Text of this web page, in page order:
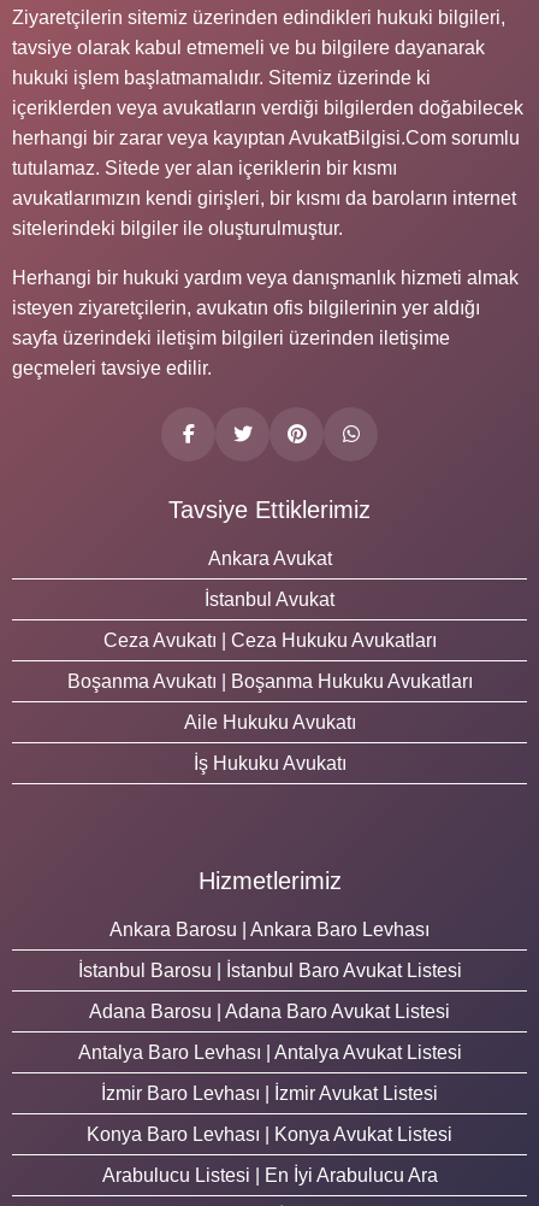
Ziyaretçilerin sitemiz üzerinden edindikleri hukuki bilgileri,
tavsiye olarak kabul etmemeli ve bu bilgilere dayanarak
hukuki işlem başlatmamalıdır. Sitemiz üzerinde ki
içeriklerden veya avukatların verdiği bilgilerden doğabilecek
herhangi bir zarar veya kayıptan AvukatBilgisi.Com sorumlu
tutulamaz. Sitede yer alan içeriklerin bir kısmı
avukatlarımızın kendi girişleri, bir kısmı da baroların internet
sitelerindeki bilgiler ile oluşturulmuştur.
Herhangi bir hukuki yardım veya danışmanlık hizmeti almak
isteyen ziyaretçilerin, avukatın ofis bilgilerinin yer aldığı
sayfa üzerindeki iletişim bilgileri üzerinden iletişime
geçmeleri tavsiye edilir.
Tavsiye Ettiklerimiz
Ankara Avukat
İstanbul Avukat
Ceza Avukatı | Ceza Hukuku Avukatları
Boşanma Avukatı | Boşanma Hukuku Avukatları
Aile Hukuku Avukatı
İş Hukuku Avukatı
Hizmetlerimiz
Ankara Barosu | Ankara Baro Levhası
İstanbul Barosu | İstanbul Baro Avukat Listesi
Adana Barosu | Adana Baro Avukat Listesi
Antalya Baro Levhası | Antalya Avukat Listesi
İzmir Baro Levhası | İzmir Avukat Listesi
Konya Baro Levhası | Konya Avukat Listesi
Arabulucu Listesi | En İyi Arabulucu Ara